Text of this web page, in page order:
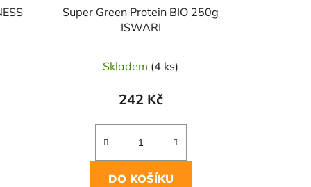
Super Green Protein BIO 250g
ISWARI
Skladem (4 ks)
242 Kč
DO KOŠÍKU